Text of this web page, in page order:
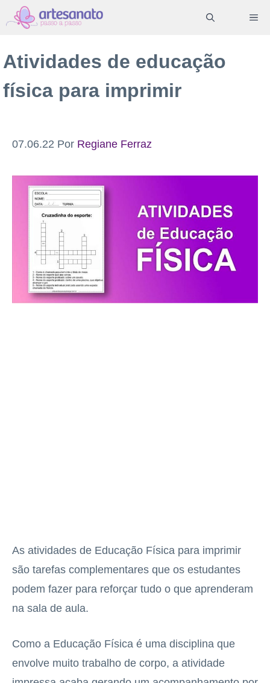
Pular
para
conteúdo
Atividades de educação
física para imprimir
07.06.22 Por Regiane Ferraz
As atividades de Educação Física para imprimir
são tarefas complementares que os estudantes
podem fazer para reforçar tudo o que aprenderam
na sala de aula.
Como a Educação Física é uma disciplina que
envolve muito trabalho de corpo, a atividade